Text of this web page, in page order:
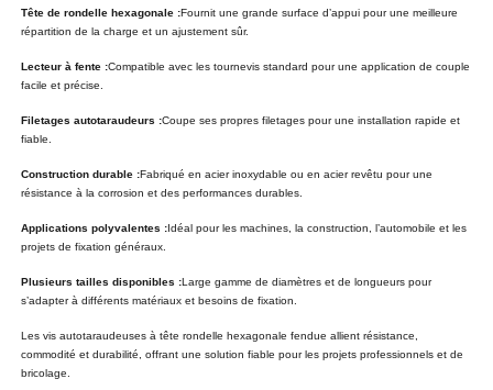
Tête de rondelle hexagonale :Fournit une grande surface d’appui pour une meilleure
répartition de la charge et un ajustement sûr.
Lecteur à fente :Compatible avec les tournevis standard pour une application de couple
facile et précise.
Filetages autotaraudeurs :Coupe ses propres filetages pour une installation rapide et
fiable.
Construction durable :Fabriqué en acier inoxydable ou en acier revêtu pour une
résistance à la corrosion et des performances durables.
Applications polyvalentes :Idéal pour les machines, la construction, l’automobile et les
projets de fixation généraux.
Plusieurs tailles disponibles :Large gamme de diamètres et de longueurs pour
s’adapter à différents matériaux et besoins de fixation.
Les vis autotaraudeuses à tête rondelle hexagonale fendue allient résistance,
commodité et durabilité, offrant une solution fiable pour les projets professionnels et de
bricolage.